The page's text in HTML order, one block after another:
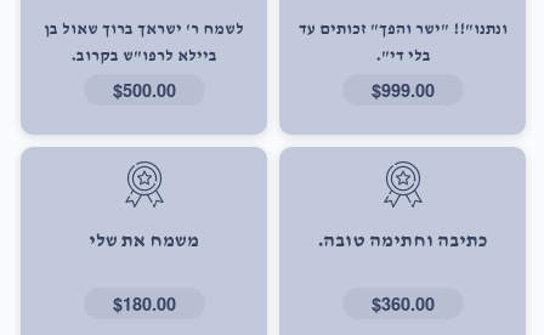
ונתנו"!! "ישר והפך" זכותים עד
בלי די".
$999.00
לשמח ר' ישראך ברוך שאול בן
ביילא לרפו"ש בקרוב.
$500.00
כתיבה וחתימה טובה.
$360.00
משמח את שלי
$180.00